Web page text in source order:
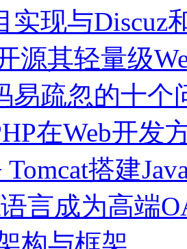
实现与Discuz
源其轻量级
易疏忽的十个
在Web开发
Tomcat搭建
言成为高端
构与框架